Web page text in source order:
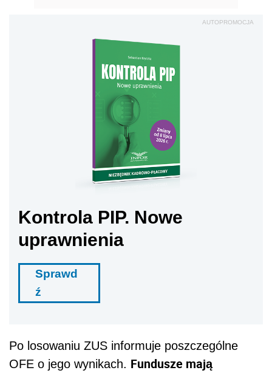
AUTOPROMOCJA
Kontrola PIP. Nowe
uprawnienia
Sprawd
ź
Po losowaniu ZUS informuje poszczególne
OFE o jego wynikach. Fundusze mają